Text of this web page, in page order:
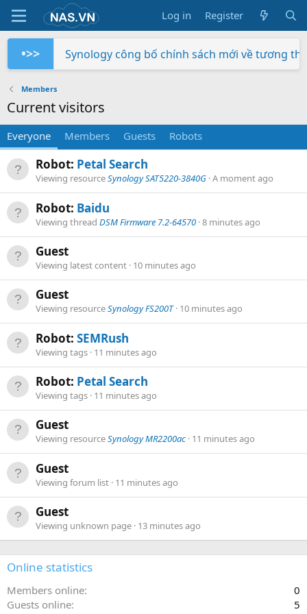
Log in Register
•>>
Synology công bố chính sách mới về tương
Members
Current visitors
Everyone Members Guests Robots
Robot: Petal Search
Viewing resourceSynology SAT5220-3840G A moment ago
Robot: Baidu
Viewing thread DSM Firmware 7.2-64570 8 minutes ago
Guest
Viewing latest content 10 minutes ago
Guest
Viewing resourceSynology FS200T 10 minutes ago
Robot: SEMRush
Viewing tags 11 minutes ago
Robot: Petal Search
Viewing tags 11 minutes ago
Guest
Viewing resourceSynology MR2200ac 11 minutes ago
Guest
Viewing forum list 11 minutes ago
Guest
Viewing unknown page 13 minutes ago
Online statistics
Members online
0
Guests online
5